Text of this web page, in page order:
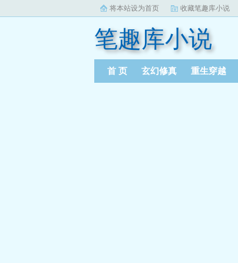
将本站设为首页 收藏笔趣库小说
笔趣库小说
首 页 玄幻修真 重生穿越